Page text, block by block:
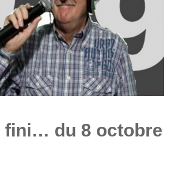
fini… du 8 octobre